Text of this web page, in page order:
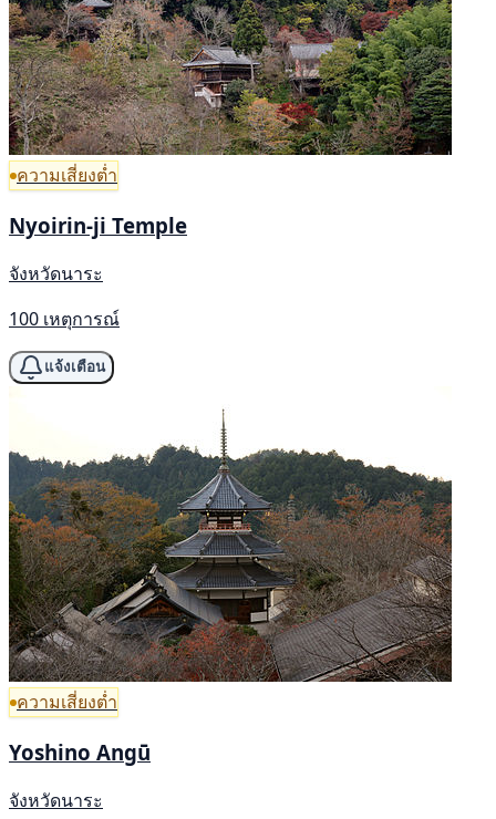
ความเสี่ยงต่ำ
Nyoirin-ji Temple
จังหวัดนาระ
100 เหตุการณ์
แจ้งเตือน
ความเสี่ยงต่ำ
Yoshino Angū
จังหวัดนาระ